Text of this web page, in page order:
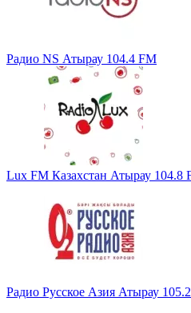
Радио NS Атырау 104.4 FM
Lux FM Казахстан Атырау 104.8
Радио Русское Азия Атырау